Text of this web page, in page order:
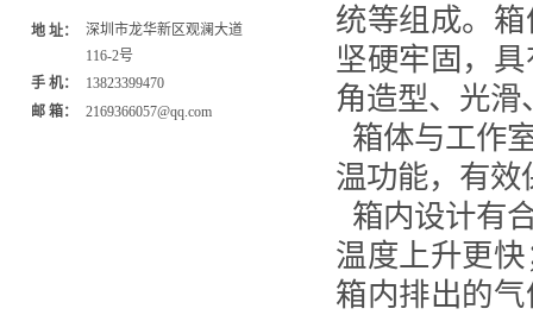
地 址：
深圳市龙华新区观澜大道
116-2号
手 机：
13823399470
邮 箱：
2169366057@qq.com
统等组成。
坚硬牢固，
角造型、光滑
箱体与工作
温功能，有效
箱内设计有
温度上升更
箱内排出的